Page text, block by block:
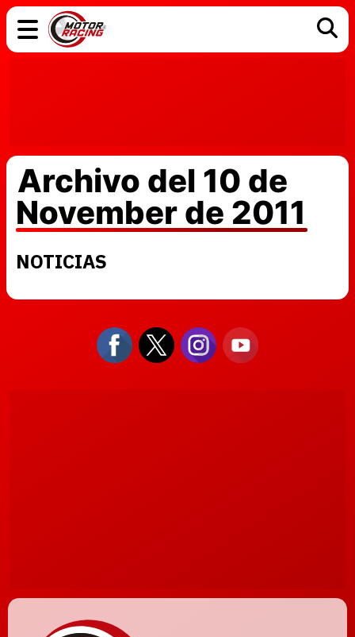
Archivo del 10 de
November de 2011
NOTICIAS